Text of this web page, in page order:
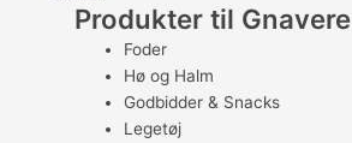
Produkter til Gnavere
Foder
Hø og Halm
Godbidder & Snacks
Legetøj